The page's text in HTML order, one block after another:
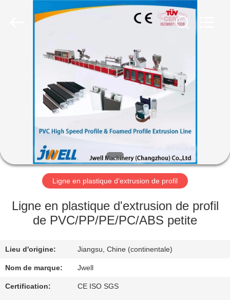
MAISON
PRODUITS
PROPOS
DE
NOUS
VISITE
D'USINE
CONTRÔLE
DE
QUALITÉ
Ligne en plastique d'extrusion de profil
Ligne en plastique d'extrusion de profil
de PVC/PP/PE/PC/ABS petite
Lieu d'origine: Jiangsu, Chine (continentale)
Nom de marque: Jwell
Certification: CE ISO SGS